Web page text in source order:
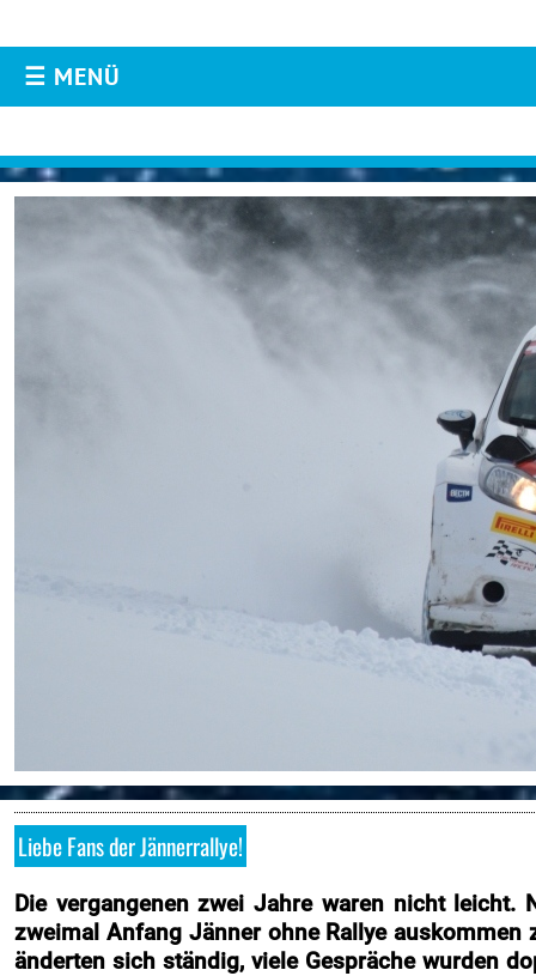
☰ MENÜ
Aktuelles
Live-Resultate
Jännerrallye APP
Online-Aushang
Streckenplan
SP Onboard Videos
Verkaufstellen
Ticket AGB
Liebe Fans der Jännerrallye!
Die vergangenen zwei Jahre waren nicht
zweimal Anfang Jänner ohne Rallye
änderten sich ständig, viele Gespräche wurden